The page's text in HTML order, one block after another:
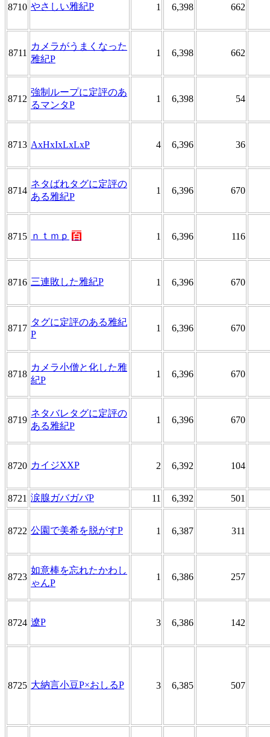
8710 やさしい雅紀P 1 6,398 662
8711
カメラがうまくなった
雅紀P
1 6,398 662
8712
強制ループに定評のあ
るマンタP
1 6,398 54
8713 AxHxIxLxLxP 4 6,396 36
8714
ネタばれタグに定評の
ある雅紀P
1 6,396 670
8715 ｎｔｍｐ 百 1 6,396 116
8716 三連敗した雅紀P 1 6,396 670
8717
タグに定評のある雅紀
P
1 6,396 670
8718
カメラ小僧と化した雅
紀P
1 6,396 670
8719
ネタバレタグに定評の
ある雅紀P
1 6,396 670
8720 カイジXXP 2 6,392 104
8721 涙腺ガバガバP 11 6,392 501
8722 公園で美希を脱がすP 1 6,387 311
8723
如意棒を忘れたかわし
ゃんP
1 6,386 257
8724 遼P 3 6,386 142
8725 大納言小豆P×おしるP 3 6,385 507